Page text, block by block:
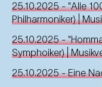
25.10.2025 - "Alle
Philharmoniker) |
25.10.2025 -
Symphoiker) |
25.10.2025 - Eine